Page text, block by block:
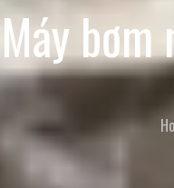
Máy bơm